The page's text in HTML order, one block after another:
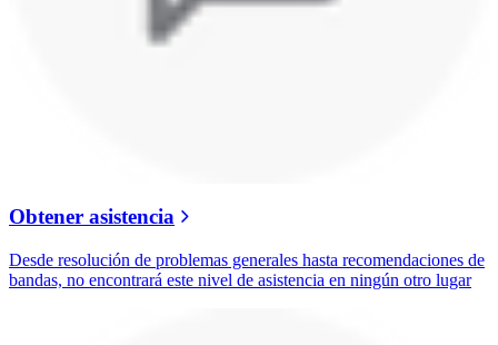
Obtener asistencia
Desde resolución de problemas generales hasta recomendaciones de
bandas, no encontrará este nivel de asistencia en ningún otro lugar